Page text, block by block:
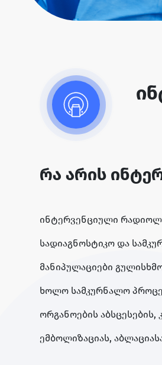
რა არის
ინტერვენციული
სადიაგნოსტიკო და
მანიპულაციები
ხოლო სამკურნალო
ორგანოების
ემბოლიზაციას,